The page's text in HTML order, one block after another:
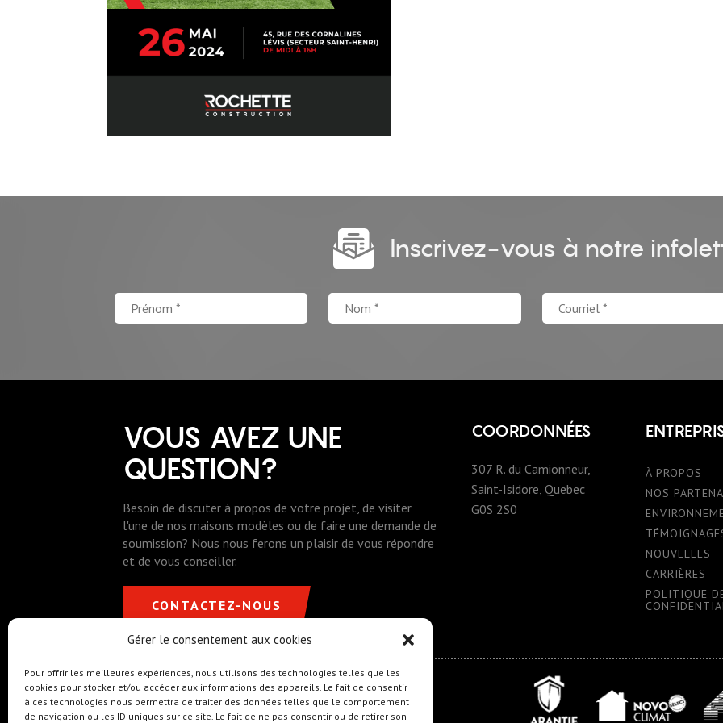
Gérer le consentement aux cookies
Pour offrir les meilleures expériences, nous utilisons des technologies telles que les
cookies pour stocker et/ou accéder aux informations des appareils. Le fait de consentir
à ces technologies nous permettra de traiter des données telles que le comportement
de navigation ou les ID uniques sur ce site. Le fait de ne pas consentir ou de retirer son
Inscrivez-vous à notre
VOUS AVEZ UNE
QUESTION?
Besoin de discuter à propos de votre projet, de visiter
l'une de nos maisons modèles ou de faire une demande de
soumission? Nous nous ferons un plaisir de vous répondre
et de vous conseiller.
CONTACTEZ-NOUS
COORDONNÉES
307 R. du Camionneur,
Saint-Isidore, Quebec
G0S 2S0
À PROPOS
NOS
NOUVELLES
CARRIÈRES
POLITIQUE
Cell. : 418 473-6838info@rochetteconstruction.com
RBQ # 5603-5918-01